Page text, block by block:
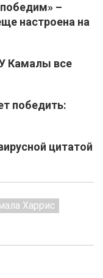
–
настроена на
Камалы все
победить:
цитатой
Харрис